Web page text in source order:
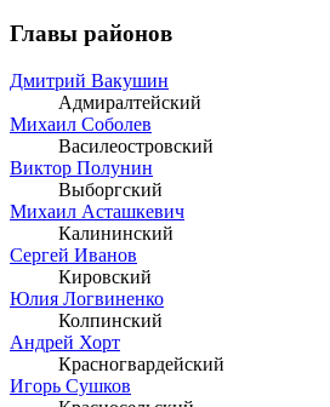
Главы районов
Дмитрий Вакушин
Адмиралтейский
Михаил Соболев
Василеостровский
Виктор Полунин
Выборгский
Михаил Асташкевич
Калининский
Сергей Иванов
Кировский
Юлия Логвиненко
Колпинский
Андрей Хорт
Красногвардейский
Игорь Сушков